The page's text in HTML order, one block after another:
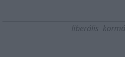
liberális